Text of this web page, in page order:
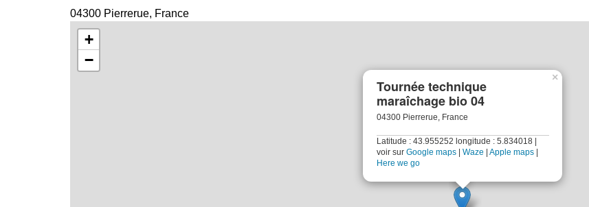
04300 Pierrerue, France
Tournée technique
maraîchage bio 04
04300 Pierrerue, France
Latitude : 43.955252 longitude : 5.834018 |
voir sur Google maps Waze Apple maps
Here we go
×
+
−